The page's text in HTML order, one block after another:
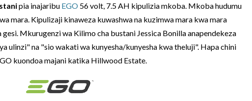
pia inajaribu EGO 56 volt, 7.5 AH kipulizia mkoba. Mkoba hudumu
mara. Kipulizaji kinaweza kuwashwa na kuzimwa mara kwa mara
Mkurugenzi wa Kilimo cha bustani Jessica Bonilla anapendekeza
ulinzi" na "sio wakati wa kunyesha/kunyesha kwa theluji". Hapa chini
kuondoa majani katika Hillwood Estate.